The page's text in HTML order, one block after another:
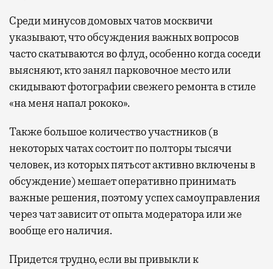
Среди минусов домовых чатов москвичи
указывают, что обсуждения важных вопросов
часто скатываются во флуд, особенно когда соседи
выясняют, кто занял парковочное место или
скидывают фотографии свежего ремонта в стиле
«на меня напал рококо».
Также большое количество участников (в
некоторых чатах состоит по полторы тысячи
человек, из которых пятьсот активно включены в
обсуждение) мешает оперативно принимать
важные решения, поэтому успех самоуправления
через чат зависит от опыта модератора или же
вообще его наличия.
Придется трудно, если вы привыкли к